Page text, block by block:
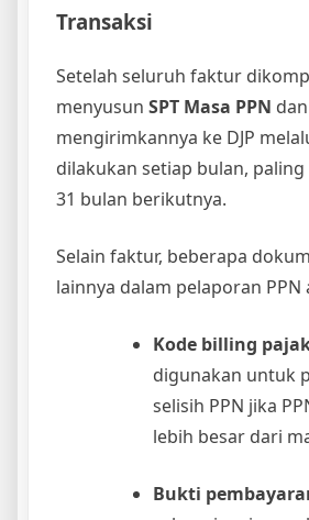
Transaksi
Setelah seluruh faktur
menyusun SPT Masa PPN dan
mengirimkannya ke DJP
dilakukan setiap bulan,
31 bulan berikutnya.
Selain faktur, beberapa
lainnya dalam pelaporan PPN
Kode billing
digunakan untuk
selisih PPN jika
lebih besar dari
Bukti